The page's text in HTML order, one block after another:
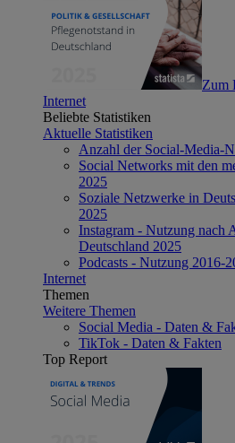
Zum
Internet
Beliebte Statistiken
Aktuelle Statistiken
Anzahl der Social-Media-
Social Networks mit den
2025
Soziale Netzwerke in
2025
Instagram - Nutzung nach
Deutschland 2025
Podcasts - Nutzung 2016-
Internet
Themen
Weitere Themen
Social Media - Daten &
TikTok - Daten & Fakten
Top Report